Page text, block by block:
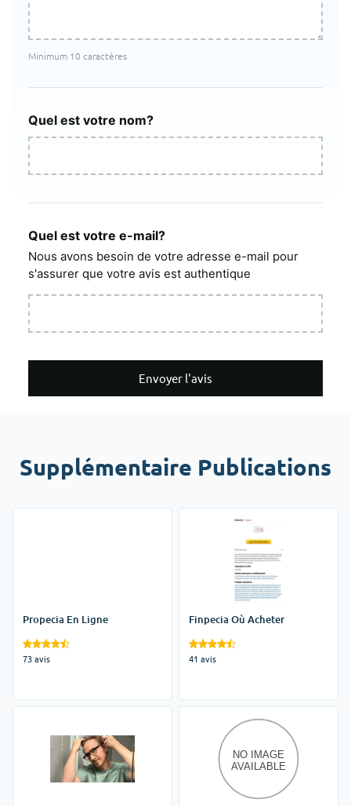
Minimum 10 caractères
Quel est votre nom?
Quel est votre e-mail?
Nous avons besoin de votre adresse e-mail pour
s'assurer que votre avis est authentique
Envoyer l'avis
Supplémentaire Publications
Propecia En Ligne
73 avis
Finpecia Où Acheter
41 avis